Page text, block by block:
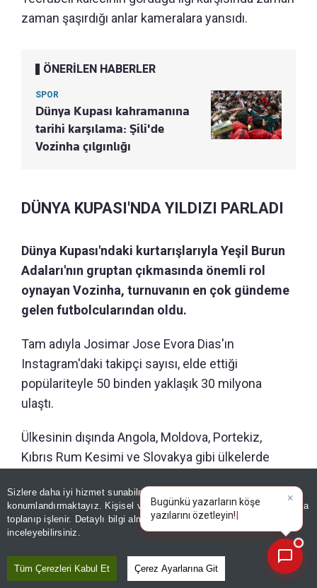
Sizlere daha iyi hizmet sunabilmek adına sitemizde
konumlandırmaktayız. Kişisel verileriniz, KVKK ve GDPR kapsamında
toplanıp işlenir. Detaylı bilgi almak içinAydınlatma Metnimizi
inceleyebilirsiniz.
Tüm Çerezleri Kabul Et Çerez Ayarlarına Git
zaman şaşırdığı anlar kameralara yansıdı.
ÖNERİLEN HABERLER
SPOR
Dünya Kupası kahramanına
tarihi karşılama: Şili'de
Vozinha çılgınlığı
DÜNYA KUPASI'NDA YILDIZI PARLADI
Dünya Kupası'ndaki kurtarışlarıyla Yeşil Burun
Adaları'nın gruptan çıkmasında önemli rol
oynayan Vozinha, turnuvanın en çok gündeme
gelen futbolcularından oldu.
Tam adıyla Josimar Jose Evora Dias'ın
Instagram'daki takipçi sayısı, elde ettiği
popülariteyle 50 binden yaklaşık 30 milyona
ulaştı.
Ülkesinin dışında Angola, Moldova, Portekiz,
Kıbrıs Rum Kesimi ve Slovakya gibi ülkelerde
Limassol, Trencin ve son olarak Chaves'te forma
giymişti.
|